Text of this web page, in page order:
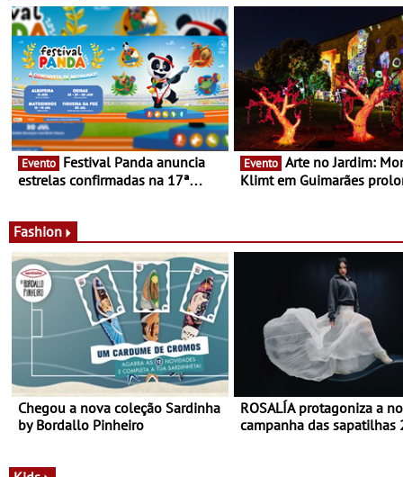
Evento
estrelas confirmadas na 17ª
Evento
Klimt em Guimarães
Fashion
Chegou a nova coleção Sardinha
by Bordallo Pinheiro
ROSALÍA protagoniza a
campanha das sapatilhas